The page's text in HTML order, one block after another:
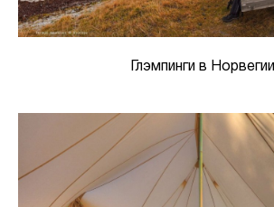
Глэмпинги в Норвегии